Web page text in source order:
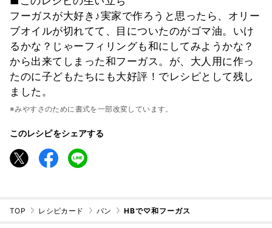
フーガスが大好き♪実家で作ろうと思ったら、オリー
ブオイルが切れてて、目についたのがゴマ油。いけ
るかな？じゃーフィリングも和にしてみようかな？
から出来てしまった和フーガス。が、大人用に作っ
たのに子どもたちにも大好評！でレシピとして残し
ました。
※みやすさのために書式を一部改変しています。
このレシピをシェアする
TOP レシピカード パン HBで♡和フーガス